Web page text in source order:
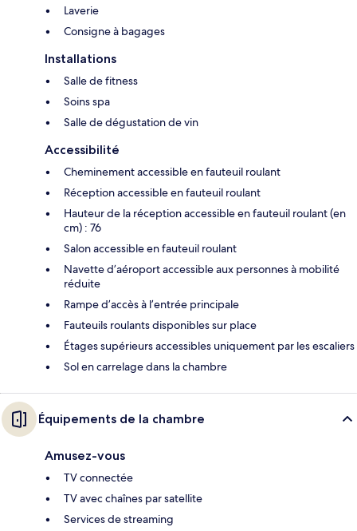
Laverie
Consigne à bagages
Installations
Salle de fitness
Soins spa
Salle de dégustation de vin
Accessibilité
Cheminement accessible en fauteuil roulant
Réception accessible en fauteuil roulant
Hauteur de la réception accessible en fauteuil roulant (en
cm) : 76
Salon accessible en fauteuil roulant
Navette d’aéroport accessible aux personnes à mobilité
réduite
Rampe d’accès à l’entrée principale
Fauteuils roulants disponibles sur place
Étages supérieurs accessibles uniquement par les escaliers
Sol en carrelage dans la chambre
Équipements de la chambre
Amusez-vous
TV connectée
TV avec chaînes par satellite
Services de streaming